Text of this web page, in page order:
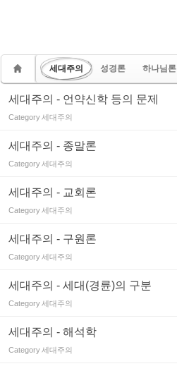
세대주의 성경론 하나님론
세대주의 - 언약신학 등의 문제
Category세대주의
세대주의 - 종말론
Category세대주의
세대주의 - 교회론
Category세대주의
세대주의 - 구원론
Category세대주의
세대주의 - 세대(경륜)의 구분
Category세대주의
세대주의 - 해석학
Category세대주의